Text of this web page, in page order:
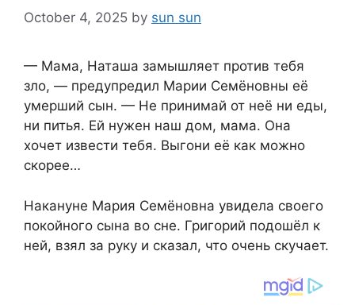
October 4, 2025 by sun sun
— Мама, Наташа замышляет против тебя
зло, — предупредил Марии Семёновны её
умерший сын. — Не принимай от неё ни еды,
ни питья. Ей нужен наш дом, мама. Она
хочет извести тебя. Выгони её как можно
скорее…
Накануне Мария Семёновна увидела своего
покойного сына во сне. Григорий подошёл к
ней, взял за руку и сказал, что очень скучает.